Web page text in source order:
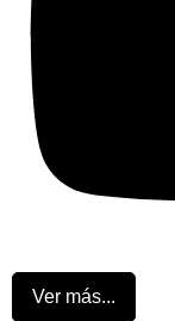
Ver más...